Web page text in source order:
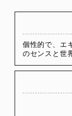
個性的で、エ
のセンスと世